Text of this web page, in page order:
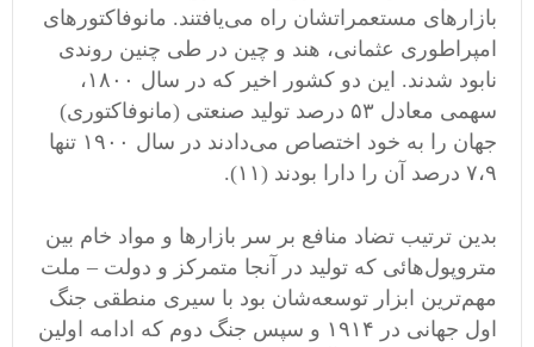
بازارهای مستعمراتشان راه می‌یافتند. مانوفاکتورهای
امپراطوری عثمانی، هند و چین در طی چنین روندی
نابود شدند. این دو کشور اخیر که در سال ۱۸۰۰،
سهمی ‌معادل ۵۳ درصد تولید صنعتی (مانوفاکتوری)
جهان را به خود اختصاص می‌دادند در سال ۱۹۰۰ تنها
۷،۹ درصد آن را دارا بودند (۱۱).
بدین ترتیب تضاد منافع بر سر بازارها و مواد خام بین
متروپول‌هائی که تولید در آنجا متمرکز و دولت – ملت
مهم‌ترین ابزار توسعه‌شان بود با سیری منطقی جنگ
اول جهانی در ۱۹۱۴ و سپس جنگ دوم که ادامه اولین